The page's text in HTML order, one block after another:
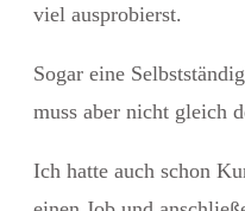
viel ausprobierst.
Sogar eine
muss aber nicht gleich
Ich hatte auch schon